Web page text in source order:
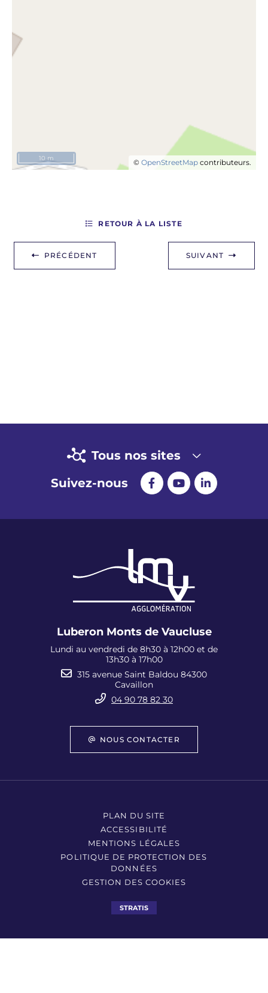
© OpenStreetMap contributeurs.
10 m
PRÉCÉDENT
RETOUR À LA LISTE
SUIVANT
Tous nos sites
Suivez-nous
Luberon Monts de Vaucluse
Lundi au vendredi de 8h30 à 12h00 et de
13h30 à 17h00
315 avenue Saint Baldou 84300
Cavaillon
04 90 78 82 30
NOUS CONTACTER
PLAN DU SITE
ACCESSIBILITÉ
MENTIONS LÉGALES
POLITIQUE DE PROTECTION DES
DONNÉES
GESTION DES COOKIES
STRATIS